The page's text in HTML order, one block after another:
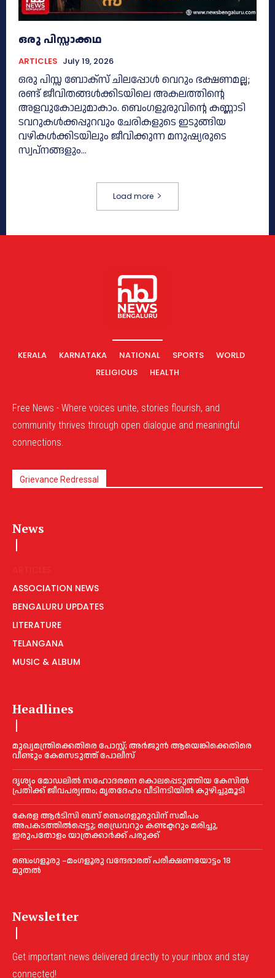
ഒരു പിസ്സാക്കഥ
ARTICLES July 19, 2026
ഒരു പിസ്സ ബോക്സ് ചിലപ്പോൾ വെറും ഭക്ഷണമല്ല;
രണ്ട് ജീവിതങ്ങൾക്കിടയിലെ അകലത്തിന്റെ
അളവുകോലുമാകാം. ബെംഗളൂരുവിന്റെ കണ്ണാടി
ടവറുകൾക്കപ്പുറവും ചേരികളുടെ ഇടുങ്ങിയ
വഴികൾക്കിടയിലും ജീവിക്കുന്ന മനുഷ്യരുടെ
സ്വപ്നങ്ങളും...
Load more
KERALA KARNATAKA NATIONAL SPORTS
WORLD
RELIGIOUS
HEALTH
Free News - Where voices unite, stories flourish, and
community thrives through open dialogue and meaningful
connections.
Grievance Redressal
News
ASSOCIATION NEWS
BENGALURU UPDATES
LITERATURE
TELANGANA
MUSIC & ALBUM
Headlines
മുഖ്യമന്ത്രിക്കെതിരെ പോസ്റ്റ്; അര്‍ജുൻ ആയെങ്കിക്കെതിരെ
വീണ്ടും കേസെടുത്ത് പോലീസ്
ദൃശ്യം മോഡലിൽ സഹോദരനെ കൊലപ്പെടുത്തിയ കേസിൽ
പ്രതിക്ക് ജീവപര്യന്തം; മൃതദേഹം വീടിനടിയിൽ കുഴിച്ചുമൂടി
കേരള ആർടിസി ബസ് ബെംഗളൂരുവിന് സമീപം
അപകടത്തിൽപ്പെട്ടു; ഡ്രൈവറും കണ്ടക്ടറും മരിച്ചു,
ഇരുപതോളം യാത്രക്കാർക്ക് പരുക്ക്
ബെംഗളൂരു –മംഗളൂരു വന്ദേഭാരത് പരീക്ഷണയോട്ടം 18
മുതൽ
Newsletter
Get important news delivered directly to your inbox and stay
connected!